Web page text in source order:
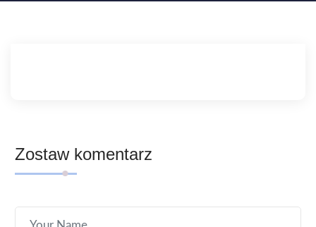
Zostaw komentarz